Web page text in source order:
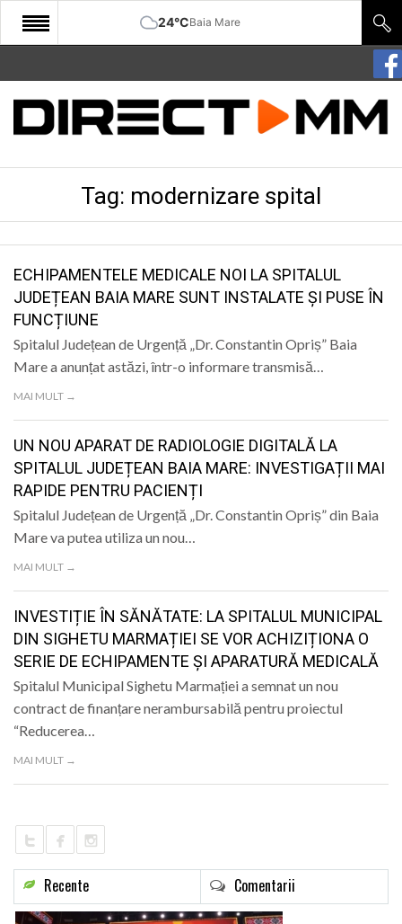
24°CBaia Mare
START
COMUNITATE
CULTURA
SANATATE
SPORT
SPECIAL
Tag: modernizare spital
ECHIPAMENTELE MEDICALE NOI LA SPITALUL
JUDEȚEAN BAIA MARE SUNT INSTALATE ȘI PUSE ÎN
FUNCȚIUNE
Spitalul Județean de Urgență „Dr. Constantin Opriș” Baia
Mare a anunțat astăzi, într-o informare transmisă…
MAI MULT →
UN NOU APARAT DE RADIOLOGIE DIGITALĂ LA
SPITALUL JUDEȚEAN BAIA MARE: INVESTIGAȚII MAI
RAPIDE PENTRU PACIENȚI
Spitalul Județean de Urgență „Dr. Constantin Opriș” din Baia
Mare va putea utiliza un nou…
MAI MULT →
INVESTIȚIE ÎN SĂNĂTATE: LA SPITALUL MUNICIPAL
DIN SIGHETU MARMAȚIEI SE VOR ACHIZIȚIONA O
SERIE DE ECHIPAMENTE ȘI APARATURĂ MEDICALĂ
Spitalul Municipal Sighetu Marmației a semnat un nou
contract de finanțare nerambursabilă pentru proiectul
“Reducerea…
MAI MULT →
Recente Comentarii